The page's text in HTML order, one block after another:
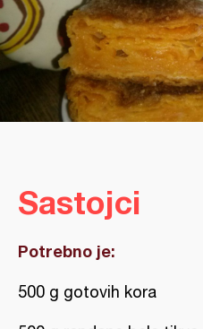
Sastojci
Potrebno je:
500 g gotovih kora